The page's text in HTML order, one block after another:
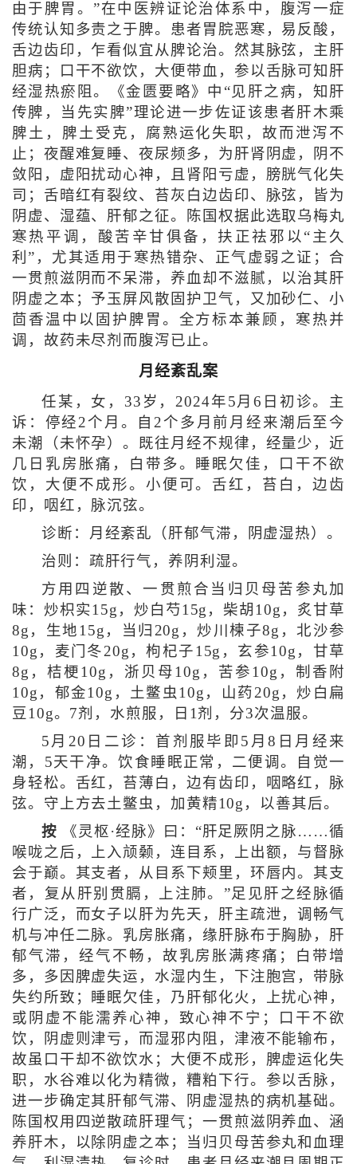
由于脾胃。”在中医辨证论治体系中，腹泻一症
传统认知多责之于脾。患者胃脘恶寒，易反酸，
舌边齿印，乍看似宜从脾论治。然其脉弦，主肝
胆病；口干不欲饮，大便带血，参以舌脉可知肝
经湿热瘀阻。《金匮要略》中“见肝之病，知肝
传脾，当先实脾”理论进一步佐证该患者肝木乘
脾土，脾土受克，腐熟运化失职，故而泄泻不
止；夜醒难复睡、夜尿频多，为肝肾阴虚，阴不
敛阳，虚阳扰动心神，且肾阳亏虚，膀胱气化失
司；舌暗红有裂纹、苔灰白边齿印、脉弦，皆为
阴虚、湿蕴、肝郁之征。陈国权据此选取乌梅丸
寒热平调，酸苦辛甘俱备，扶正祛邪以“主久
利”，尤其适用于寒热错杂、正气虚弱之证；合
一贯煎滋阴而不呆滞，养血却不滋腻，以治其肝
阴虚之本；予玉屏风散固护卫气，又加砂仁、小
茴香温中以固护脾胃。全方标本兼顾，寒热并
调，故药未尽剂而腹泻已止。
月经紊乱案
任某，女，33岁，2024年5月6日初诊。主
诉：停经2个月。自2个多月前月经来潮后至今
未潮（未怀孕）。既往月经不规律，经量少，近
几日乳房胀痛，白带多。睡眠欠佳，口干不欲
饮，大便不成形。小便可。舌红，苔白，边齿
印，咽红，脉沉弦。
诊断：月经紊乱（肝郁气滞，阴虚湿热）。
治则：疏肝行气，养阴利湿。
方用四逆散、一贯煎合当归贝母苦参丸加
味：炒枳实15g，炒白芍15g，柴胡10g，炙甘草
8g，生地15g，当归20g，炒川楝子8g，北沙参
10g，麦门冬20g，枸杞子15g，玄参10g，甘草
8g，桔梗10g，浙贝母10g，苦参10g，制香附
10g，郁金10g，土鳖虫10g，山药20g，炒白扁
豆10g。7剂，水煎服，日1剂，分3次温服。
5月20日二诊：首剂服毕即5月8日月经来
潮，5天干净。饮食睡眠正常，二便调。自觉一
身轻松。舌红，苔薄白，边有齿印，咽略红，脉
弦。守上方去土鳖虫，加黄精10g，以善其后。
按 《灵枢·经脉》曰：“肝足厥阴之脉……循
喉咙之后，上入颃颡，连目系，上出额，与督脉
会于巅。其支者，从目系下颊里，环唇内。其支
者，复从肝别贯膈，上注肺。”足见肝之经脉循
行广泛，而女子以肝为先天，肝主疏泄，调畅气
机与冲任二脉。乳房胀痛，缘肝脉布于胸胁，肝
郁气滞，经气不畅，故乳房胀满疼痛；白带增
多，多因脾虚失运，水湿内生，下注胞宫，带脉
失约所致；睡眠欠佳，乃肝郁化火，上扰心神，
或阴虚不能濡养心神，致心神不宁；口干不欲
饮，阴虚则津亏，而湿邪内阻，津液不能输布，
故虽口干却不欲饮水；大便不成形，脾虚运化失
职，水谷难以化为精微，糟粕下行。参以舌脉，
进一步确定其肝郁气滞、阴虚湿热的病机基础。
陈国权用四逆散疏肝理气；一贯煎滋阴养血、涵
养肝木，以除阴虚之本；当归贝母苦参丸和血理